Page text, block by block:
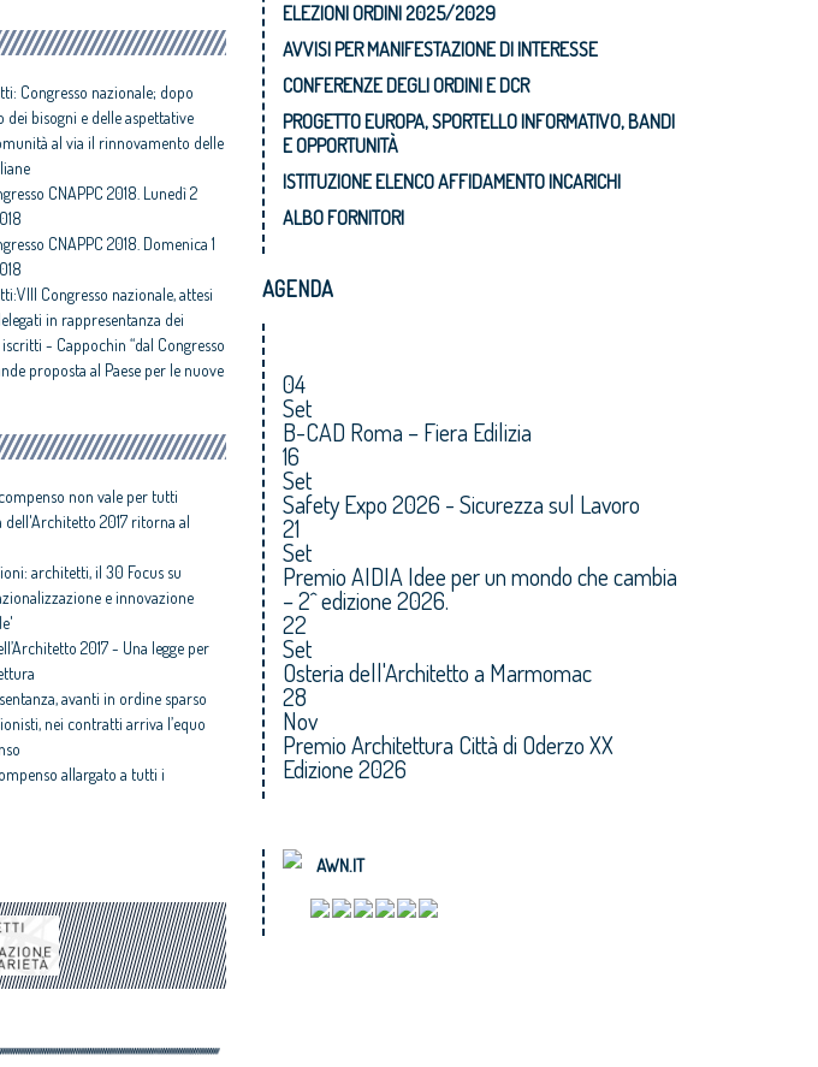
Congresso nazionale; dopo
dei bisogni e delle aspettative
al via il rinnovamento delle
CNAPPC 2018. Lunedì 2
CNAPPC 2018. Domenica 1
Congresso nazionale, attesi
in rappresentanza dei
iscritti - Cappochin “dal Congresso
proposta al Paese per le nuove
“sostituire le città della rendita
economica”
compenso non vale per tutti
dell'Architetto 2017 ritorna al
architetti, il 30 Focus su
e innovazione
2017 - Una legge per
avanti in ordine sparso
nei contratti arriva l’equo
allargato a tutti i
pubblico'
tutti i vincitori del concorso Cna-
riqualificare 10 aree urbane
ELEZIONI ORDINI 2025/2029
AVVISI PER MANIFESTAZIONE DI INTERESSE
CONFERENZE DEGLI ORDINI E DCR
PROGETTO EUROPA, SPORTELLO INFORMATIVO, BANDI
E OPPORTUNITÀ
ISTITUZIONE ELENCO AFFIDAMENTO INCARICHI
ALBO FORNITORI
AGENDA
04
Set
B-CAD Roma – Fiera Edilizia
16
Set
Safety Expo 2026 - Sicurezza sul Lavoro
21
Set
Premio AIDIA Idee per un mondo che cambia
– 2^ edizione 2026.
22
Set
Osteria dell'Architetto a Marmomac
28
Nov
Premio Architettura Città di Oderzo XX
Edizione 2026
AWN.IT